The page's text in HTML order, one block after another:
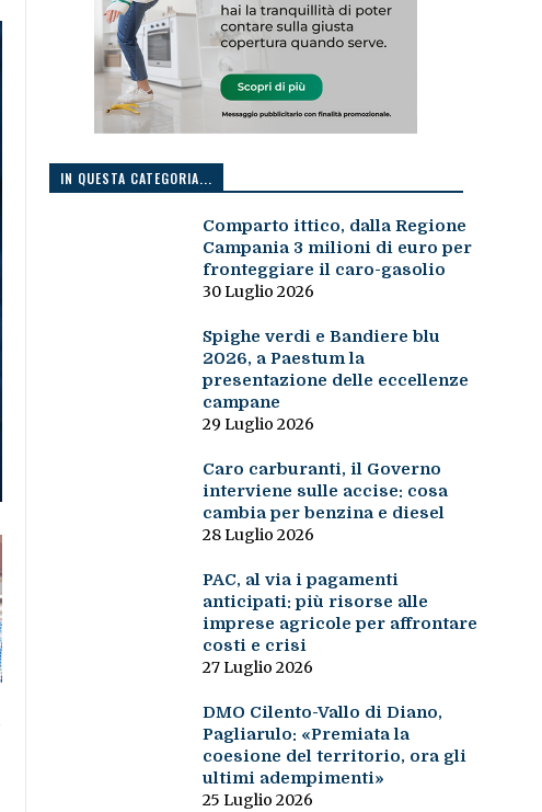
IN QUESTA CATEGORIA...
Comparto ittico, dalla Regione
Campania 3 milioni di euro per
fronteggiare il caro-gasolio
30 Luglio 2026
Spighe verdi e Bandiere blu
2026, a Paestum la
presentazione delle eccellenze
campane
29 Luglio 2026
Caro carburanti, il Governo
interviene sulle accise: cosa
cambia per benzina e diesel
28 Luglio 2026
PAC, al via i pagamenti
anticipati: più risorse alle
imprese agricole per affrontare
costi e crisi
27 Luglio 2026
DMO Cilento-Vallo di Diano,
Pagliarulo: «Premiata la
coesione del territorio, ora gli
ultimi adempimenti»
25 Luglio 2026